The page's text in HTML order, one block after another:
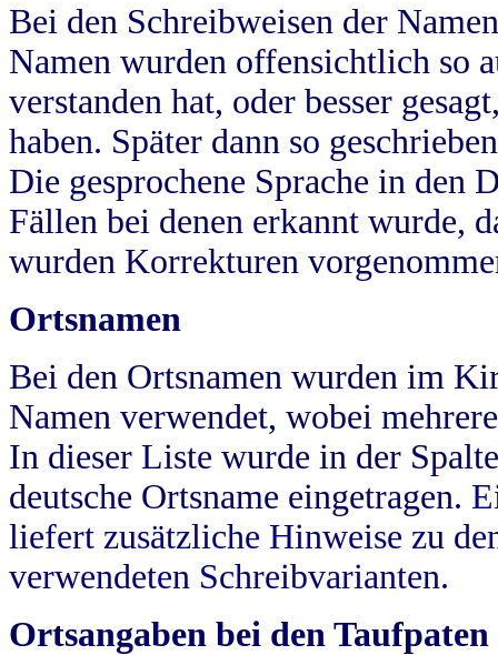
Bei den Schreibweisen der
Namen wurden offensichtlich so
verstanden hat, oder besser
haben. Später dann so
Die gesprochene Sprache in
Fällen bei denen erkannt wurde,
wurden Korrekturen
Ortsnamen
Bei den Ortsnamen wurden im
Namen verwendet, wobei
In dieser Liste wurde in der
deutsche Ortsname eingetragen.
liefert zusätzliche Hinweise zu
verwendeten Schreibvarianten.
Ortsangaben bei den Taufpaten